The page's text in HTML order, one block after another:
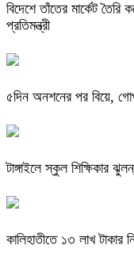
বিদেশে তাঁতের মার্কেট তৈরি
প্রতিমন্ত্রী
৫দিন অনশনের পর বিয়ে,
টাঙ্গাইলে স্কুল শিক্ষিকার
কালিহাতীতে ১৩ লাখ